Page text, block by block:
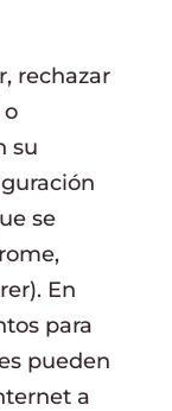
rechazar
su
se
En
para
pueden
a